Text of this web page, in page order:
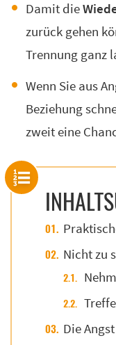
Damit die
zurück gehen
Trennung ganz
Wenn Sie aus
Beziehung
zweit eine
Nicht zu
Die